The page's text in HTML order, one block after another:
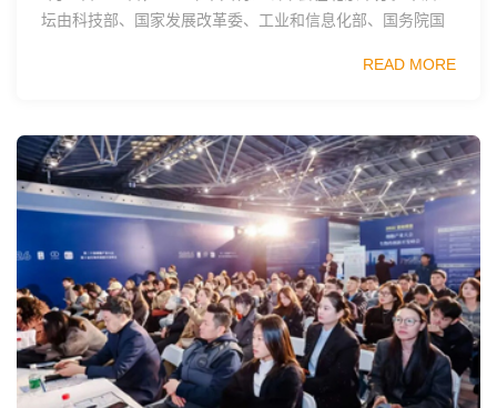
坛由科技部、国家发展改革委、工业和信息化部、国务院国
READ MORE